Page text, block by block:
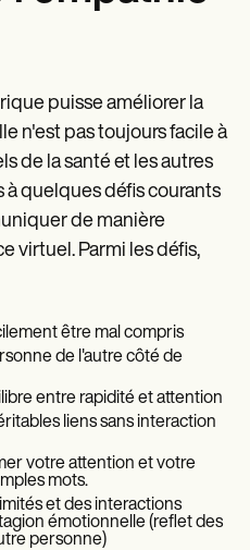
puisse améliorer la
n'est pas toujours facile à
de la santé et les autres
quelques défis courants
de manière
virtuel. Parmi les défis,
être mal compris
de l'autre côté de
entre rapidité et attention
liens sans interaction
votre attention et votre
mots.
et des interactions
émotionnelle (reflet des
personne)